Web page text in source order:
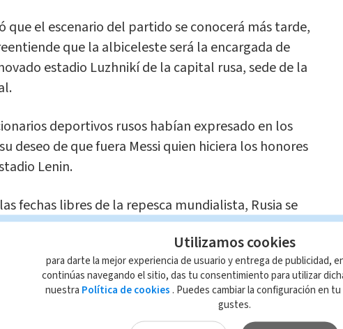
que el escenario del partido se conocerá más tarde,
que la albiceleste será la encargada de
estadio Luzhnikí de la capital rusa, sede de la
deportivos rusos habían expresado en los
deseo de que fuera Messi quien hiciera los honores
Lenin.
fechas libres de la repesca mundialista, Rusia se
que se clasificó para el Mundial por los pelos
último partido de las eliminatorias sudamericanas a
tres días después a España.
piedras de toque para nuestra selección", dijo
Utilizamos cookies
para darte la mejor experiencia de usuario y entrega de publicidad,
continúas navegando el sitio, das tu consentimiento para utilizar
nuestra Política de cookies . Puedes cambiar la configuración en
gustes.